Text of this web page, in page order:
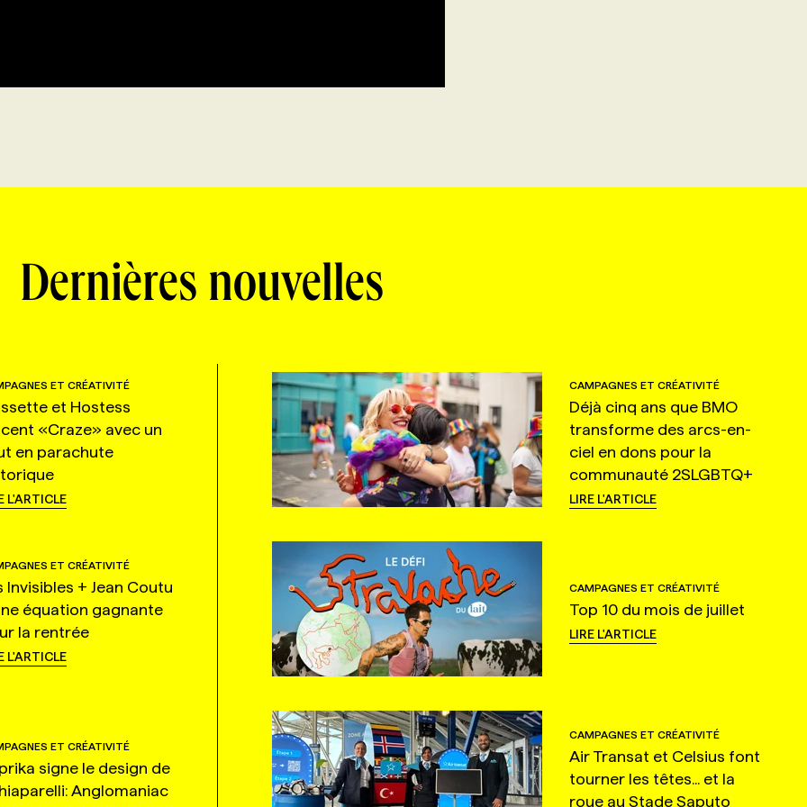
Dernières nouvelles
ET CRÉATIVITÉ
et Hostess
«Craze» avec un
en parachute
L'ARTICLE
CAMPAGNES ET CRÉATIVITÉ
Déjà cinq ans que BMO
transforme des arcs-en-
ciel en dons pour la
communauté 2SLGBTQ+
LIRE L'ARTICLE
ET CRÉATIVITÉ
Invisibles + Jean Coutu
équation gagnante
la rentrée
L'ARTICLE
CAMPAGNES ET CRÉATIVITÉ
Top 10 du mois de juillet
LIRE L'ARTICLE
ET CRÉATIVITÉ
signe le design de
Anglomaniac
CAMPAGNES ET CRÉATIVITÉ
Air Transat et Celsius font
tourner les têtes... et la
roue au Stade Saputo